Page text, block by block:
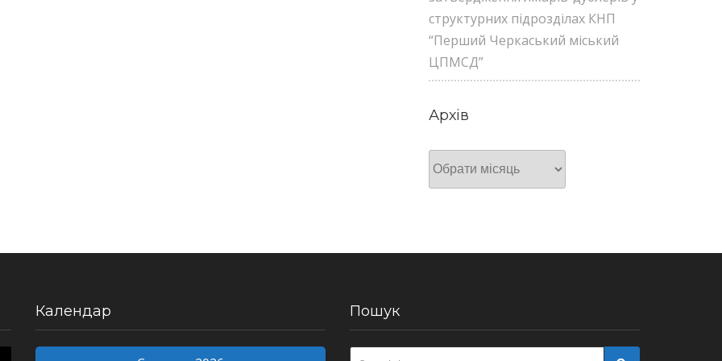
структурних підрозділах КНП
“Перший Черкаський міський
ЦПМСД”
Архів
Архів
Календар Пошук